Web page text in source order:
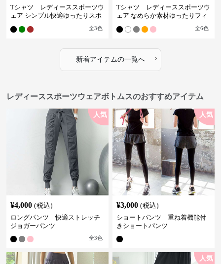
Tシャツ レディーススポーツウ
ェア シンプル快適ゆったりスポ
全3色
Tシャツ レディーススポーツウ
ェア なめらか素材ゆったりフィ
全6色
新着アイテムの一覧へ ›
レディーススポーツウェアボトムスのおすすめアイテム
人気
¥4,000 (税込)
ロングパンツ 快適ストレッチ
ジョガーパンツ
全3色
人気
¥3,000 (税込)
ショートパンツ 重ね着機能付
きショートパンツ
人気